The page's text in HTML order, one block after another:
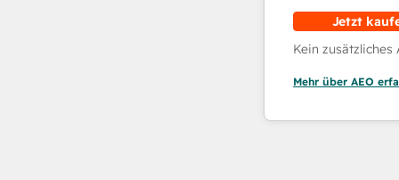
Jetzt
Kein
Mehr über AEO